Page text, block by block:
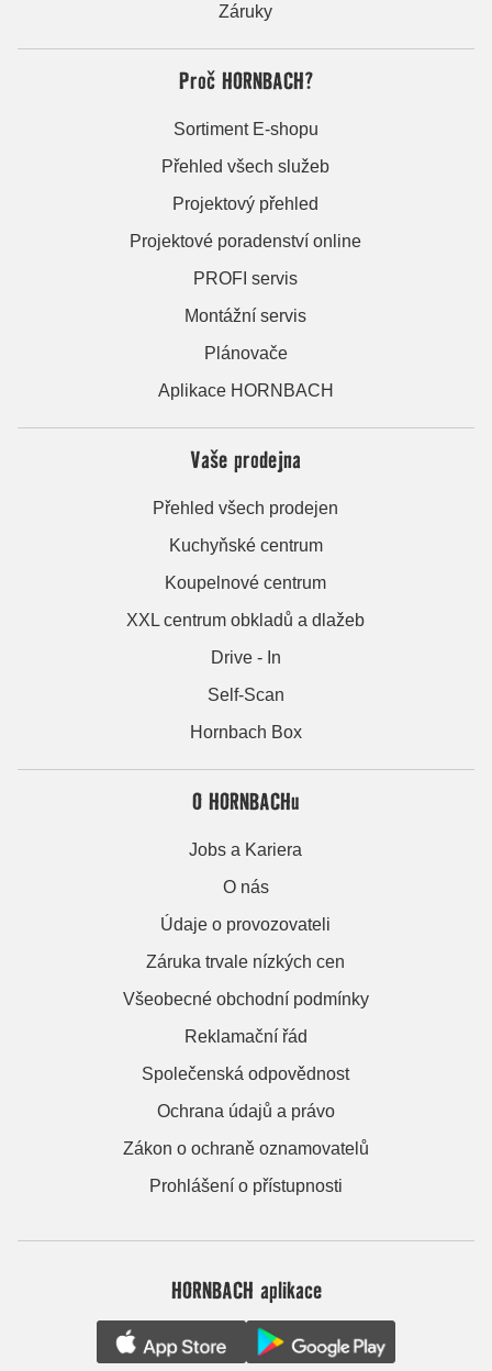
Záruky
Proč HORNBACH?
Sortiment E-shopu
Přehled všech služeb
Projektový přehled
Projektové poradenství online
PROFI servis
Montážní servis
Plánovače
Aplikace HORNBACH
Vaše prodejna
Přehled všech prodejen
Kuchyňské centrum
Koupelnové centrum
XXL centrum obkladů a dlažeb
Drive - In
Self-Scan
Hornbach Box
O HORNBACHu
Jobs a Kariera
O nás
Údaje o provozovateli
Záruka trvale nízkých cen
Všeobecné obchodní podmínky
Reklamační řád
Společenská odpovědnost
Ochrana údajů a právo
Zákon o ochraně oznamovatelů
Prohlášení o přístupnosti
HORNBACH aplikace